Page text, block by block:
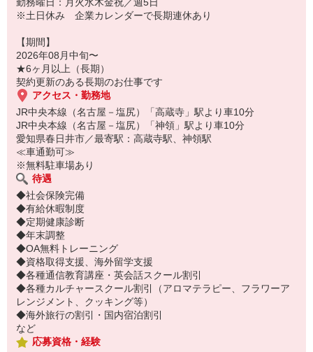
※土日休み 企業カレンダーで長期連休あり
【期間】
2026年08月中旬〜
★6ヶ月以上（長期）
契約更新のある長期のお仕事です
アクセス・勤務地
JR中央本線（名古屋－塩尻）「高蔵寺」駅より車10分
JR中央本線（名古屋－塩尻）「神領」駅より車10分
愛知県春日井市／最寄駅：高蔵寺駅、神領駅
≪車通勤可≫
※無料駐車場あり
待遇
◆社会保険完備
◆有給休暇制度
◆定期健康診断
◆年末調整
◆OA無料トレーニング
◆資格取得支援、海外留学支援
◆各種通信教育講座・英会話スクール割引
◆各種カルチャースクール割引（アロマテラピー、フラワーア
レンジメント、クッキング等）
◆海外旅行の割引・国内宿泊割引
など
応募資格・経験